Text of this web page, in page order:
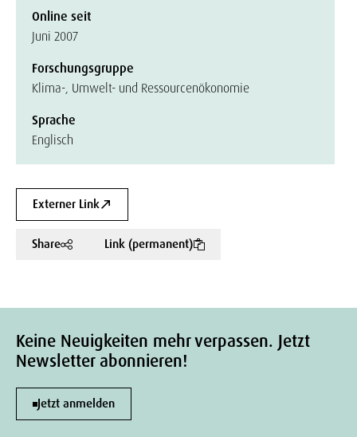
Online seit
Juni 2007
Forschungsgruppe
Klima-, Umwelt- und Ressourcenökonomie
Sprache
Englisch
Externer Link
Share Link (permanent)
Keine Neuigkeiten mehr verpassen. Jetzt
Newsletter abonnieren!
Jetzt anmelden